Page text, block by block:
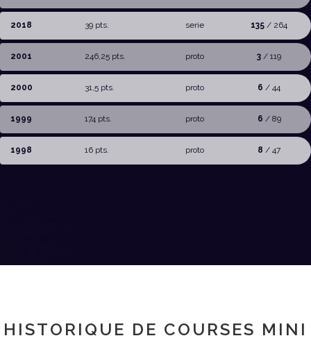
2018 39 pts. serie 135 / 264
2001 246,25 pts. proto 3 / 119
2000 31,5 pts. proto 6 / 44
1999 174 pts. proto 6 / 89
1998 16 pts. proto 8 / 47
HISTORIQUE DE COURSES MINI